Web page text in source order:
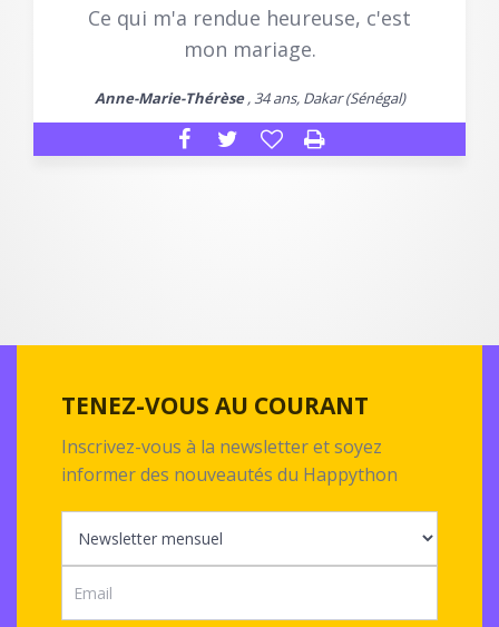
Ce qui m'a rendue heureuse, c'est
mon mariage.
Anne-Marie-Thérèse, 34 ans, Dakar (Sénégal)
TENEZ-VOUS AU COURANT
Inscrivez-vous à la newsletter et soyez
informer des nouveautés du Happython